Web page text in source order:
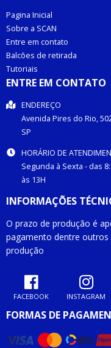
Pagina Inicial
Sobre a SCAN
Entre em contato
Balcões de retirada
Tutoriais
ENTRE EM CONTATO
ENDEREÇO
Avenida Pires do Rio,
SP
HORÁRIO DE
Segunda à Sexta - das
às 13H
INFORMAÇÕES
O prazo de produção é
pagamento dentre
produção
FACEBOOK INSTAGRAM
FORMAS DE